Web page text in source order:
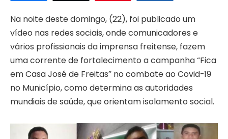
Na noite deste domingo, (22), foi publicado um
vídeo nas redes sociais, onde comunicadores e
vários profissionais da imprensa freitense, fazem
uma corrente de fortalecimento a campanha “Fica
em Casa José de Freitas” no combate ao Covid-19
no Município, como determina as autoridades
mundiais de saúde, que orientam isolamento social.